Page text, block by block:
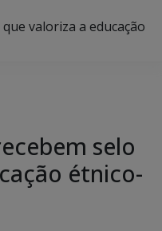
valoriza a educação
selo
étnico-